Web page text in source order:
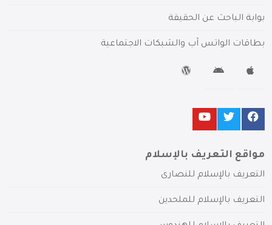
بوابة الباحث عن الحقيقة
بطاقات الواتس آب والشبكات الاجتماعية
مواقع التعريف بالإسلام
التعريف بالإسلام للنصارى
التعريف بالإسلام للملحدين